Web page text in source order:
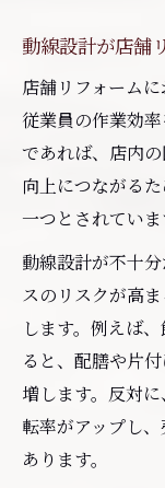
リフォ
介
実践で役立
リフ
め方
耐震や
知識
リフォ
情報
店舗内
解説
リフ
動線設計が店舗
店舗リフォーム
従業員の作業効
であれば、店内
向上につながる
一つとされていま
動線設計が不十
スのリスクが高
します。例えば
ると、配膳や片
増します。反対
転率がアップし
あります。